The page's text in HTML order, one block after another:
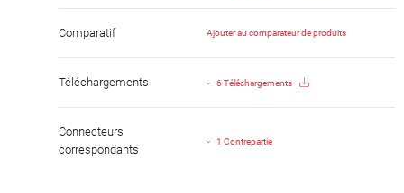
Comparatif Ajouter au comparateur de produits
Téléchargements 6 Téléchargements
Connecteurs
correspondants
1 Contrepartie